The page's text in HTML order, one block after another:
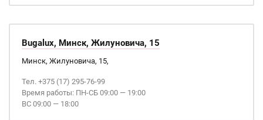
Bugalux, Минск, Жилуновича, 15
Минск, Жилуновича, 15,
Тел. +375 (17) 295-76-99
Время работы: ПН-СБ 09:00 — 19:00
ВС 09:00 — 18:00